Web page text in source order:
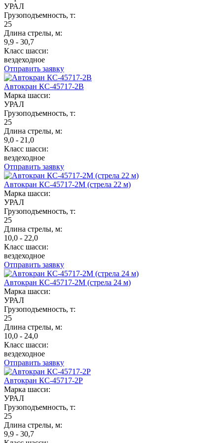
УРАЛ
Грузоподъемность, т:
25
Длина стрелы, м:
9,9 - 30,7
Класс шасси:
вездеходное
Отправить заявку
Автокран КС-45717-2В
Марка шасси:
УРАЛ
Грузоподъемность, т:
25
Длина стрелы, м:
9,0 - 21,0
Класс шасси:
вездеходное
Отправить заявку
Автокран КС-45717-2М (стрела 22 м)
Марка шасси:
УРАЛ
Грузоподъемность, т:
25
Длина стрелы, м:
10,0 - 22,0
Класс шасси:
вездеходное
Отправить заявку
Автокран КС-45717-2М (стрела 24 м)
Марка шасси:
УРАЛ
Грузоподъемность, т:
25
Длина стрелы, м:
10,0 - 24,0
Класс шасси:
вездеходное
Отправить заявку
Автокран КС-45717-2Р
Марка шасси:
УРАЛ
Грузоподъемность, т:
25
Длина стрелы, м:
9,9 - 30,7